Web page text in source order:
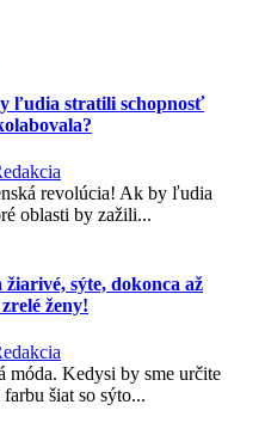
ľudia stratili schopnosť
revolúcia! Ak by ľudia
oblasti by zažili...
sýte, dokonca až
ženy!
móda. Kedysi by sme určite
šiat so sýto...